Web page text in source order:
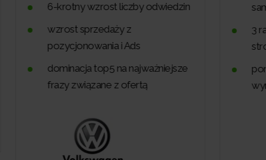
samochodów
3 razy więcej odwiedzających na
stronie
ponad 9500 fraz w czołówce
wyników Google